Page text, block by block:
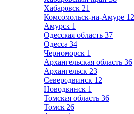
Хабаровск 21
Комсомольск-на-Амуре 12
Амурск 1
Одесская область 37
Одесса 34
Черноморск 1
Архангельская область 36
Архангельск 23
Северодвинск 12
Новодвинск 1
Томская область 36
Томск 26